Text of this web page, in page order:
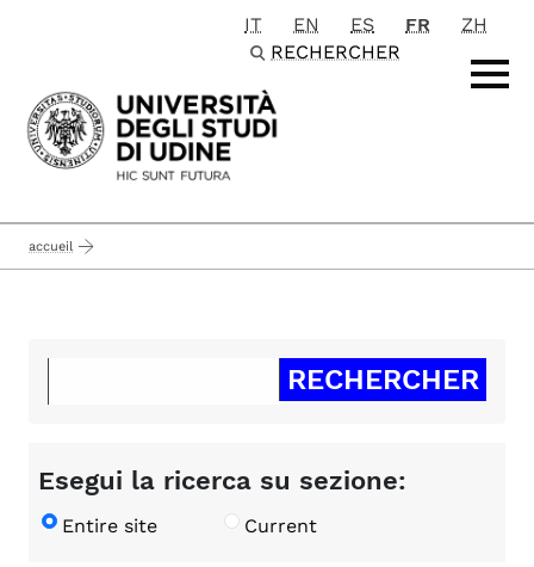
Passa al contenuto principale
IT EN ES FR
ZH
RECHERCHER
accueil
Esegui la ricerca su sezione:
Entire site Current